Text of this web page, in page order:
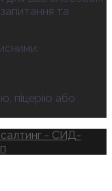
та
піцерію або
- СИД-